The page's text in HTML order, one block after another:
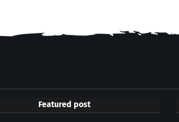
Featured post